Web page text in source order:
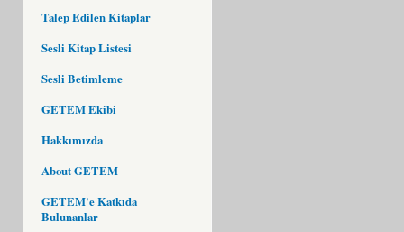
Talep Edilen Kitaplar
Sesli Kitap Listesi
Sesli Betimleme
GETEM Ekibi
Hakkımızda
About GETEM
GETEM'e Katkıda
Bulunanlar